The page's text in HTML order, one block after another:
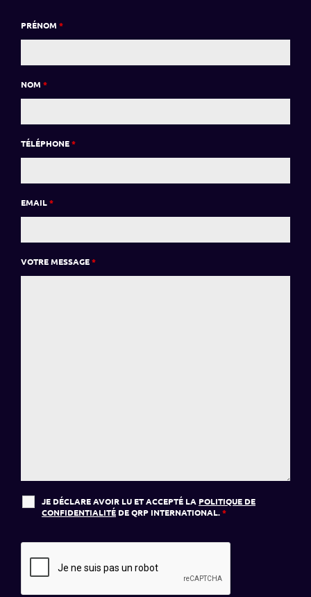
PRÉNOM *
NOM *
TÉLÉPHONE*
EMAIL*
VOTRE MESSAGE*
JE DÉCLARE AVOIR LU ET ACCEPTÉ LA POLITIQUE DE
CONFIDENTIALITÉ DE QRP INTERNATIONAL.*